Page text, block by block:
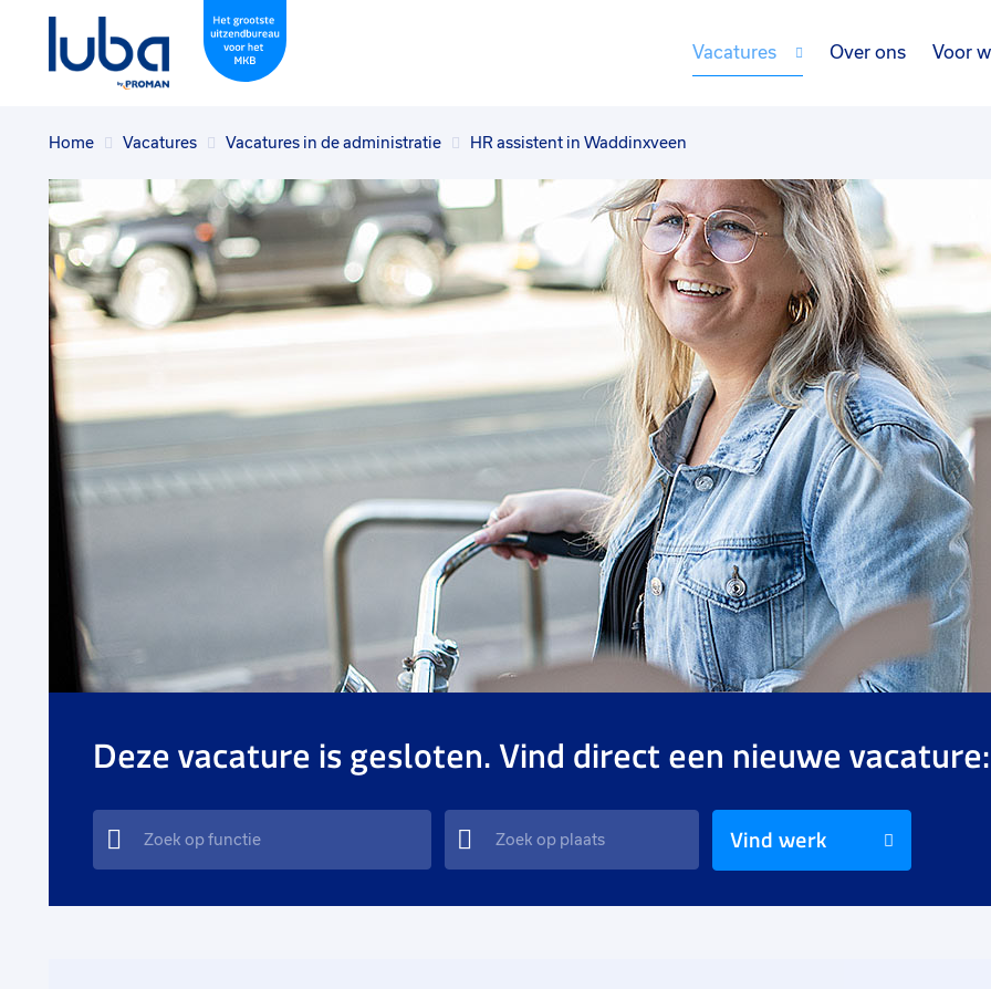
Vacatures Over ons Voor
Home Vacatures Vacatures in de administratie HR assistent in Waddinxveen
Deze vacature is gesloten. Vind direct een nieuwe vacature:
Vind werk